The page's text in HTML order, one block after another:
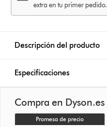
extra en tu primer pedido.
Descripción del producto
Especificaciones
Compra en Dyson.es
Promesa de precio